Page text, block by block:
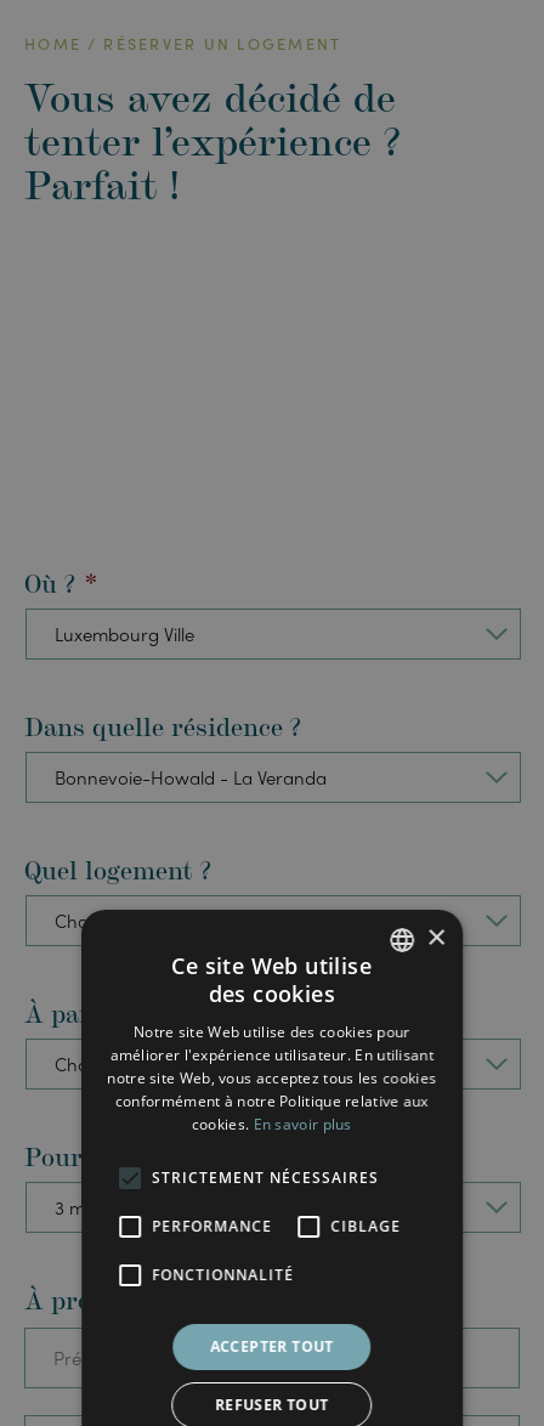
HOME RÉSERVER UN LOGEMENT
Vous avez décidé de
tenter l’expérience ?
Parfait !
Où ? *
Dans quelle résidence ?
Quel logement ?
À partir de quand ? *
Pour quelle durée ?
À propos de vous
First
ENGLISH
×
Ce site Web utilise
des cookies
Notre site Web utilise des cookies pour
améliorer l'expérience utilisateur. En utilisant
notre site Web, vous acceptez tous les cookies
conformément à notre Politique relative aux
cookies. En savoir plus
STRICTEMENT NÉCESSAIRES
PERFORMANCE CIBLAGE
FONCTIONNALITÉ
ACCEPTER TOUT
REFUSER TOUT